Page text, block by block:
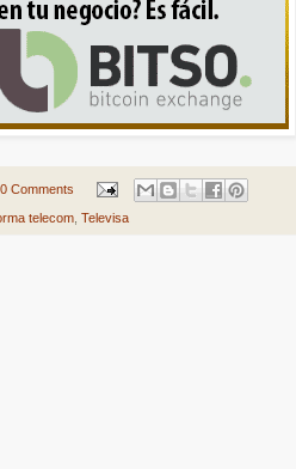
0 Comments
telecom Televisa